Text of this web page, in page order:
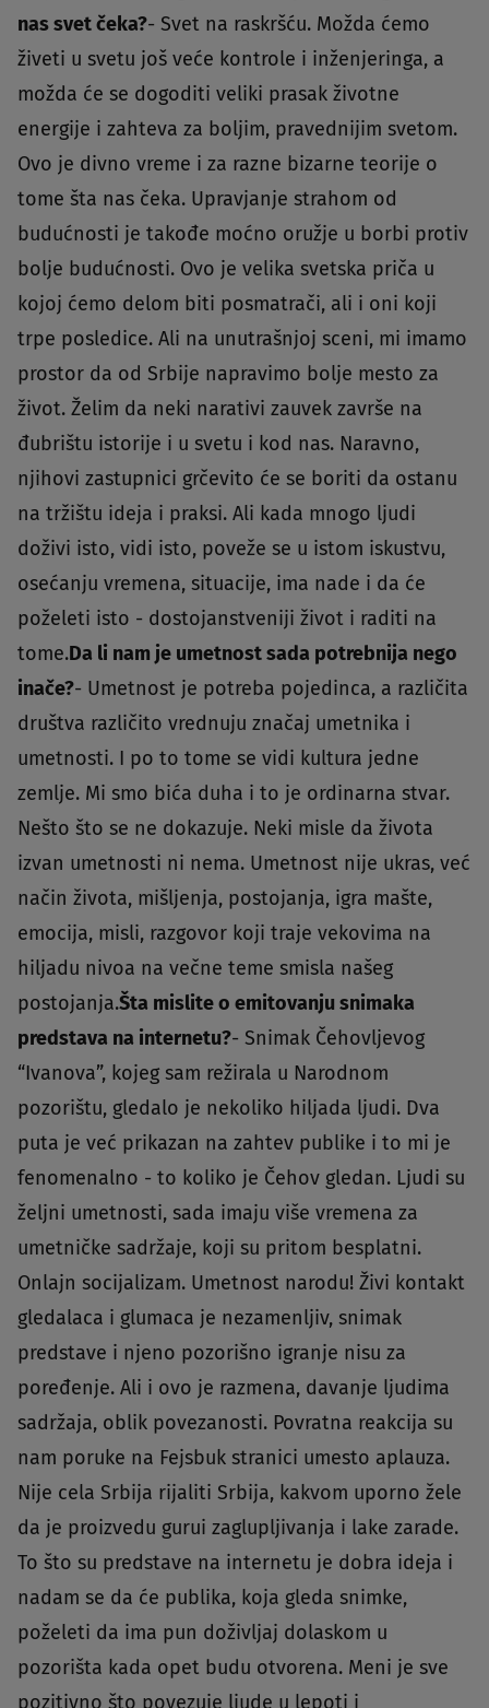
nas svet čeka?- Svet na raskršću. Možda ćemo
živeti u svetu još veće kontrole i inženjeringa, a
možda će se dogoditi veliki prasak životne
energije i zahteva za boljim, pravednijim svetom.
Ovo je divno vreme i za razne bizarne teorije o
tome šta nas čeka. Upravjanje strahom od
budućnosti je takođe moćno oružje u borbi protiv
bolje budućnosti. Ovo je velika svetska priča u
kojoj ćemo delom biti posmatrači, ali i oni koji
trpe posledice. Ali na unutrašnjoj sceni, mi imamo
prostor da od Srbije napravimo bolje mesto za
život. Želim da neki narativi zauvek završe na
đubrištu istorije i u svetu i kod nas. Naravno,
njihovi zastupnici grčevito će se boriti da ostanu
na tržištu ideja i praksi. Ali kada mnogo ljudi
doživi isto, vidi isto, poveže se u istom iskustvu,
osećanju vremena, situacije, ima nade i da će
poželeti isto - dostojanstveniji život i raditi na
tome.Da li nam je umetnost sada potrebnija nego
inače?- Umetnost je potreba pojedinca, a različita
društva različito vrednuju značaj umetnika i
umetnosti. I po to tome se vidi kultura jedne
zemlje. Mi smo bića duha i to je ordinarna stvar.
Nešto što se ne dokazuje. Neki misle da života
izvan umetnosti ni nema. Umetnost nije ukras, već
način života, mišljenja, postojanja, igra mašte,
emocija, misli, razgovor koji traje vekovima na
hiljadu nivoa na večne teme smisla našeg
postojanja.Šta mislite o emitovanju snimaka
predstava na internetu?- Snimak Čehovljevog
“Ivanova”, kojeg sam režirala u Narodnom
pozorištu, gledalo je nekoliko hiljada ljudi. Dva
puta je već prikazan na zahtev publike i to mi je
fenomenalno - to koliko je Čehov gledan. Ljudi su
željni umetnosti, sada imaju više vremena za
umetničke sadržaje, koji su pritom besplatni.
Onlajn socijalizam. Umetnost narodu! Živi kontakt
gledalaca i glumaca je nezamenljiv, snimak
predstave i njeno pozorišno igranje nisu za
poređenje. Ali i ovo je razmena, davanje ljudima
sadržaja, oblik povezanosti. Povratna reakcija su
nam poruke na Fejsbuk stranici umesto aplauza.
Nije cela Srbija rijaliti Srbija, kakvom uporno žele
da je proizvedu gurui zaglupljivanja i lake zarade.
To što su predstave na internetu je dobra ideja i
nadam se da će publika, koja gleda snimke,
poželeti da ima pun doživljaj dolaskom u
pozorišta kada opet budu otvorena. Meni je sve
pozitivno što povezuje ljude u lepoti i